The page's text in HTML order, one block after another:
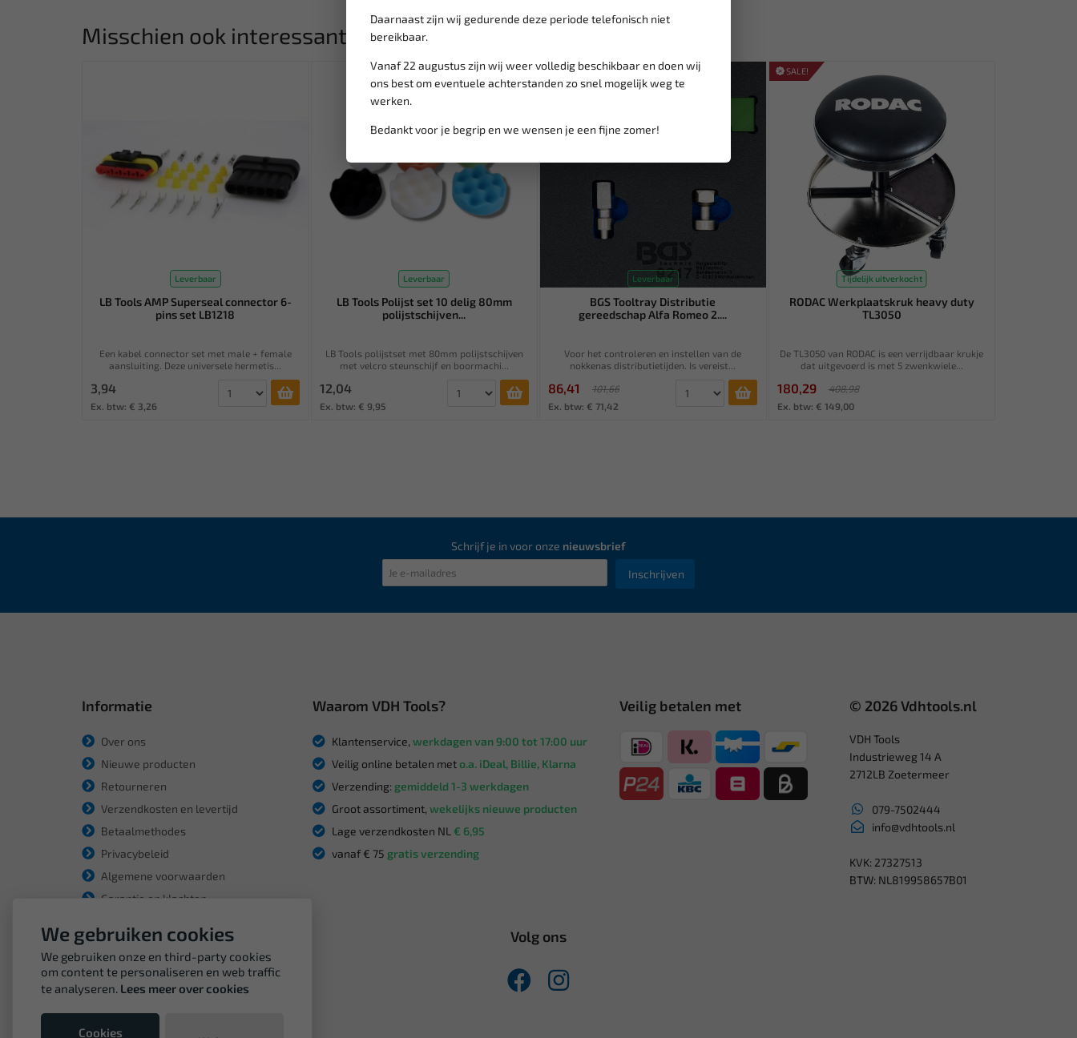
Daarnaast zijn wij gedurende deze periode telefonisch niet
bereikbaar.
Vanaf 22 augustus zijn wij weer volledig beschikbaar en doen wij
ons best om eventuele achterstanden zo snel mogelijk weg te
werken.
Bedankt voor je begrip en we wensen je een fijne zomer!
Misschien ook interessant:
Leverbaar
LB Tools AMP Superseal connector 6-
pins set LB1218
Een kabel connector set met male + female
aansluiting. Deze universele hermetis...
3,94
Ex. btw: € 3,26
Leverbaar
LB Tools Polijst set 10 delig 80mm
polijstschijven...
LB Tools polijstset met 80mm polijstschijven
met velcro steunschijf en boormachi...
12,04
Ex. btw: € 9,95
SALE!
Leverbaar
BGS Tooltray Distributie
gereedschap Alfa Romeo 2....
Voor het controleren en instellen van de
nokkenas distributietijden. Is vereist...
86,41
101,66
Ex. btw: € 71,42
SALE!
Tijdelijk uitverkocht
RODAC Werkplaatskruk heavy duty
TL3050
De TL3050 van RODAC is een verrijdbaar krukje
dat uitgevoerd is met 5 zwenkwiele...
180,29
408,98
Ex. btw: € 149,00
Schrijf je in voor onze nieuwsbrief
Inschrijven
Informatie
Over ons
Nieuwe producten
Retourneren
Verzendkosten en levertijd
Betaalmethodes
Privacybeleid
Algemene voorwaarden
Garantie en klachten
Waarom VDH Tools?
Klantenservice, werkdagen van 9:00 tot 17:00 uur
Veilig online betalen meto.a. iDeal, Billie, Klarna
Verzending: gemiddeld 1-3 werkdagen
Groot assortiment, wekelijks nieuwe producten
Lage verzendkosten NL € 6,95
vanaf € 75 gratis verzending
Veilig betalen met © 2026 Vdhtools.nl
VDH Tools
Industrieweg 14 A
2712LB Zoetermeer
079-7502444
info@vdhtools.nl
KVK: 27327513
BTW: NL819958657B01
Volg ons
We gebruiken cookies
We gebruiken onze en third-party cookies
om content te personaliseren en web traffic
te analyseren. Lees meer over cookies
Cookies